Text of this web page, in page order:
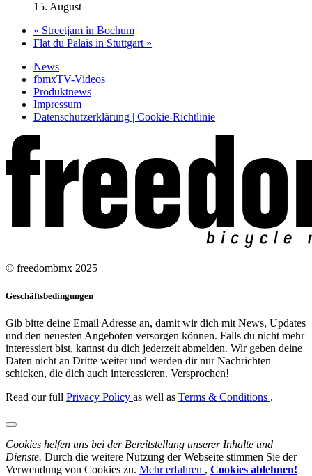
15. August
« Streetjam in Bochum
Flat du Palais in Stuttgart »
News
fbmxTV-Videos
Produktnews
Impressum
Datenschutzerklärung | Cookie-Richtlinie
© freedombmx 2025
Geschäftsbedingungen
Gib bitte deine Email Adresse an, damit wir dich mit News, Updates
und den neuesten Angeboten versorgen können. Falls du nicht mehr
interessiert bist, kannst du dich jederzeit abmelden. Wir geben deine
Daten nicht an Dritte weiter und werden dir nur Nachrichten
schicken, die dich auch interessieren. Versprochen!
Read our full Privacy Policy as well as Terms & Conditions .
Cookies helfen uns bei der Bereitstellung unserer Inhalte und
Dienste. Durch die weitere Nutzung der Webseite stimmen Sie der
Verwendung von Cookies zu. Mehr erfahren , Cookies ablehnen!